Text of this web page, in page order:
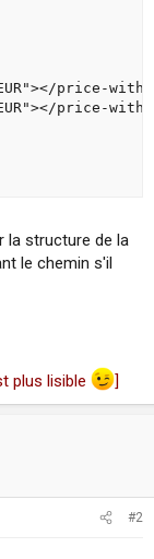
price-
price-with-
la structure de la
le chemin s'il
plus lisible ]
#2